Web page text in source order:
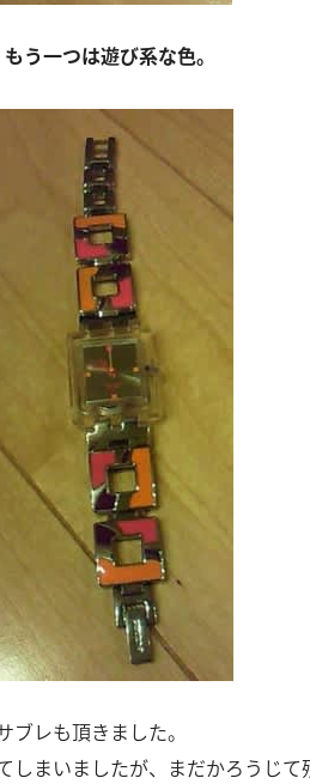
もう一つは遊び系な色。
レも頂きました。
しまいましたが、まだかろうじて